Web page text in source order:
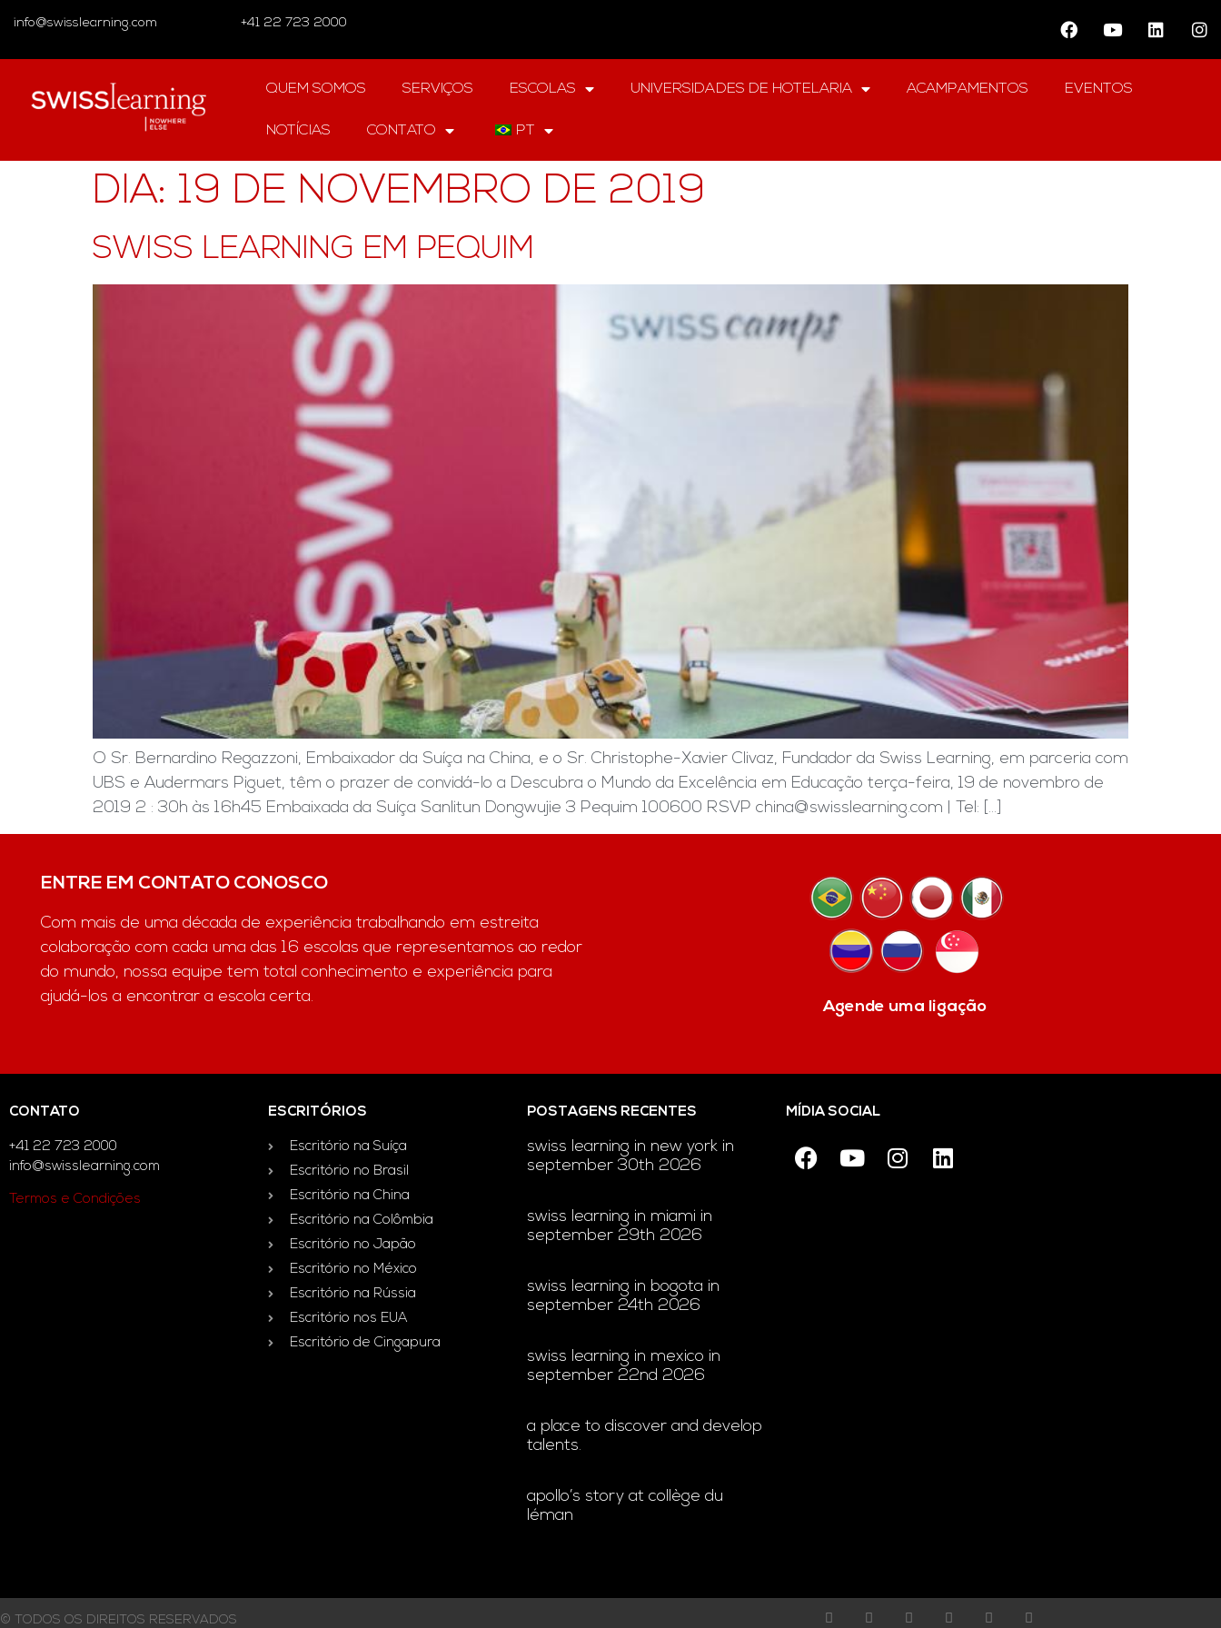
info@swisslearning.com +41 22 723 2000
QUEM SOMOS SERVIÇOS ESCOLAS UNIVERSIDADES DE HOTELARIA ACAMPAMENTOS EVENTOS
NOTÍCIAS CONTATO PT
DIA: 19 DE NOVEMBRO DE 2019
SWISS LEARNING EM PEQUIM
O Sr. Bernardino Regazzoni, Embaixador da Suíça na China, e o Sr. Christophe-Xavier Clivaz, Fundador da Swiss Learning, em parceria com
UBS e Audermars Piguet, têm o prazer de convidá-lo a Descubra o Mundo da Excelência em Educação terça-feira, 19 de novembro de
2019 2 : 30h às 16h45 Embaixada da Suíça Sanlitun Dongwujie 3 Pequim 100600 RSVP china@swisslearning.com | Tel: [...]
ENTRE EM CONTATO CONOSCO
Com mais de uma década de experiência trabalhando em estreita
colaboração com cada uma das 16 escolas que representamos ao redor
do mundo, nossa equipe tem total conhecimento e experiência para
ajudá-los a encontrar a escola certa.
Agende uma ligação
CONTATO
+41 22 723 2000
info@swisslearning.com
Termos e Condições
ESCRITÓRIOS
Escritório na Suíça
Escritório no Brasil
Escritório na China
Escritório na Colômbia
Escritório no Japão
Escritório no México
Escritório na Rússia
Escritório nos EUA
Escritório de Cingapura
POSTAGENS RECENTES
swiss learning in new york in
september 30th 2026
swiss learning in miami in
september 29th 2026
swiss learning in bogota in
september 24th 2026
swiss learning in mexico in
september 22nd 2026
a place to discover and develop
talents.
apollo’s story at collège du
léman
MÍDIA SOCIAL
© TODOS OS DIREITOS RESERVADOS